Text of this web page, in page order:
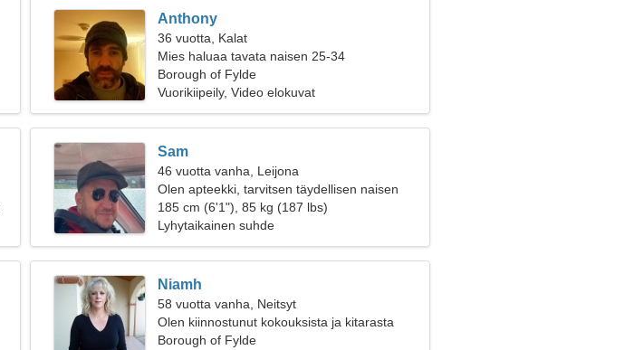
Anthony
36 vuotta, Kalat
Mies haluaa tavata naisen 25-34
Borough of Fylde
Vuorikiipeily, Video elokuvat
Sam
46 vuotta vanha, Leijona
Olen apteekki, tarvitsen täydellisen naisen
185 cm (6'1"), 85 kg (187 lbs)
Lyhytaikainen suhde
Niamh
58 vuotta vanha, Neitsyt
Olen kiinnostunut kokouksista ja kitarasta
Borough of Fylde